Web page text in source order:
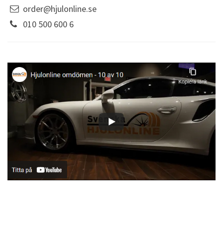
order@hjulonline.se
010 500 600 6